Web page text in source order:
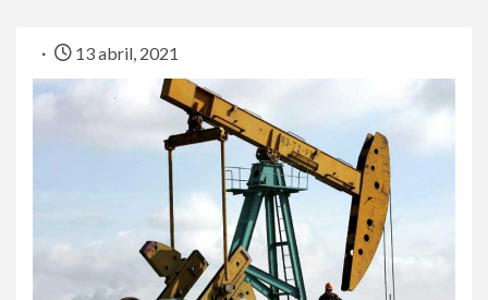
13 abril, 2021